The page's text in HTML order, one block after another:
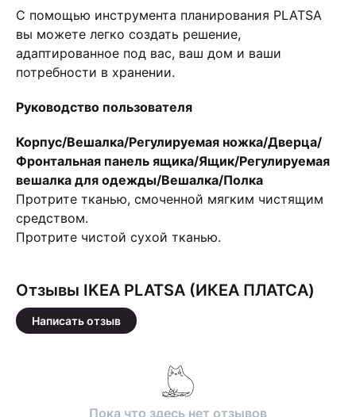
С помощью инструмента планирования PLATSA
вы можете легко создать решение,
адаптированное под вас, ваш дом и ваши
потребности в хранении.
Руководство пользователя
Корпус/Вешалка/Регулируемая ножка/Дверца/
Фронтальная панель ящика/Ящик/Регулируемая
вешалка для одежды/Вешалка/Полка
Протрите тканью, смоченной мягким чистящим
средством.
Протрите чистой сухой тканью.
Отзывы IKEA PLATSA (ИКЕА ПЛАТСА)
Написать отзыв
Пока что здесь нет отзывов